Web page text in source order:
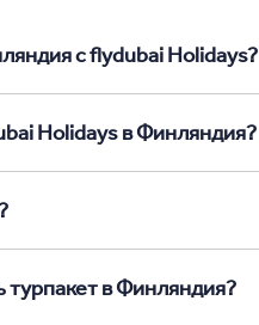
с flydubai Holidays?
Holidays в Финляндия?
турпакет в Финляндия?